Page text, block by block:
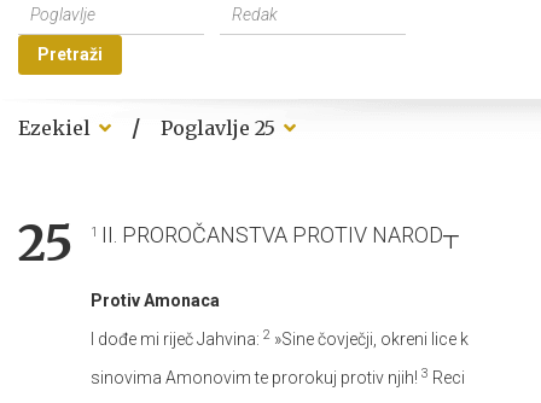
Pretraži
Ezekiel / Poglavlje 25
25 1 II. PROROČANSTVA PROTIV NAROD┬
Protiv Amonaca
I dođe mi riječ Jahvina: 2 »Sine čovječji, okreni lice k
sinovima Amonovim te prorokuj protiv njih! 3 Reci